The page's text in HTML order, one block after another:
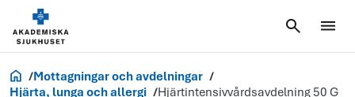
Akademiska.se
Mottagningar och avdelningar
Hjärta, lunga och allergi
Hjärtintensivvårdsavdelning 50 G
50 G